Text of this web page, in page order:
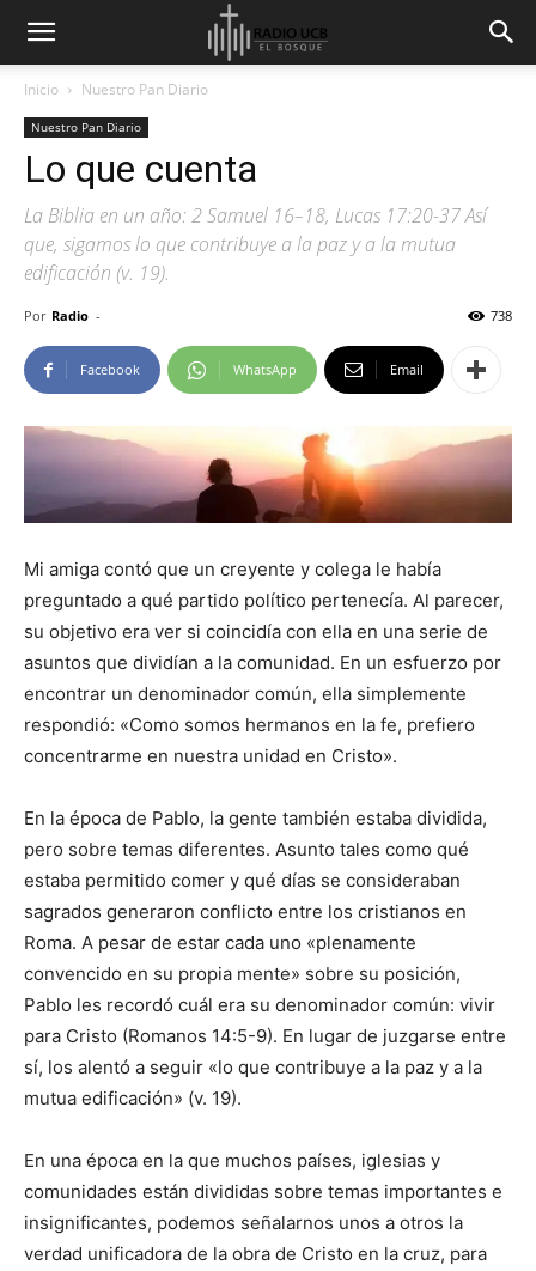
Inicio Nuestro Pan Diario
Nuestro Pan Diario
Lo que cuenta
La Biblia en un año: 2 Samuel 16–18, Lucas 17:20-37 Así
que, sigamos lo que contribuye a la paz y a la mutua
edificación (v. 19).
Por Radio - 738
Facebook WhatsApp Email
Mi amiga contó que un creyente y colega le había
preguntado a qué partido político pertenecía. Al parecer,
su objetivo era ver si coincidía con ella en una serie de
asuntos que dividían a la comunidad. En un esfuerzo por
encontrar un denominador común, ella simplemente
respondió: «Como somos hermanos en la fe, prefiero
concentrarme en nuestra unidad en Cristo».
En la época de Pablo, la gente también estaba dividida,
pero sobre temas diferentes. Asunto tales como qué
estaba permitido comer y qué días se consideraban
sagrados generaron conflicto entre los cristianos en
Roma. A pesar de estar cada uno «plenamente
convencido en su propia mente» sobre su posición,
Pablo les recordó cuál era su denominador común: vivir
para Cristo (Romanos 14:5-9). En lugar de juzgarse entre
sí, los alentó a seguir «lo que contribuye a la paz y a la
mutua edificación» (v. 19).
En una época en la que muchos países, iglesias y
comunidades están divididas sobre temas importantes e
insignificantes, podemos señalarnos unos a otros la
verdad unificadora de la obra de Cristo en la cruz, para